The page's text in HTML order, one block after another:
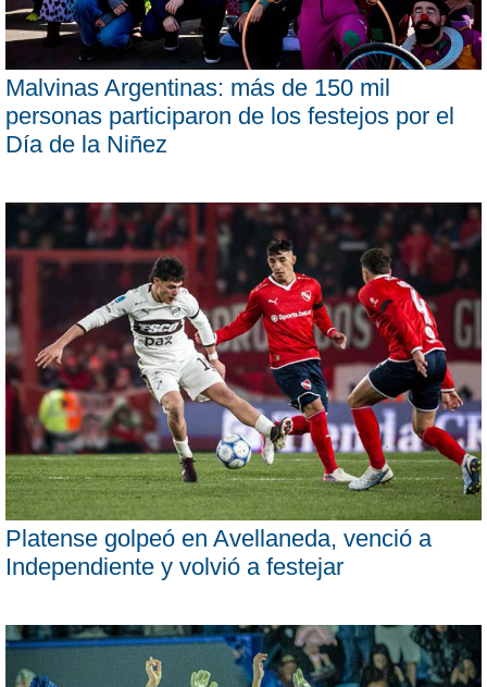
Malvinas Argentinas: más de 150 mil
personas participaron de los festejos por el
Día de la Niñez
Platense golpeó en Avellaneda, venció a
Independiente y volvió a festejar